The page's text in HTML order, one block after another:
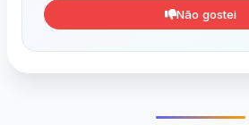
Não gostei